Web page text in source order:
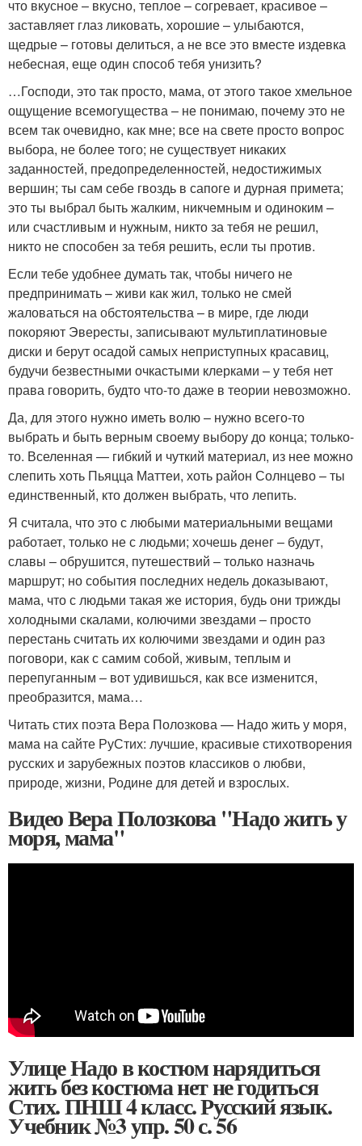
что вкусное – вкусно, теплое – согревает, красивое –
заставляет глаз ликовать, хорошие – улыбаются,
щедрые – готовы делиться, а не все это вместе издевка
небесная, еще один способ тебя унизить?
…Господи, это так просто, мама, от этого такое хмельное
ощущение всемогущества – не понимаю, почему это не
всем так очевидно, как мне; все на свете просто вопрос
выбора, не более того; не существует никаких
заданностей, предопределенностей, недостижимых
вершин; ты сам себе гвоздь в сапоге и дурная примета;
это ты выбрал быть жалким, никчемным и одиноким –
или счастливым и нужным, никто за тебя не решил,
никто не способен за тебя решить, если ты против.
Если тебе удобнее думать так, чтобы ничего не
предпринимать – живи как жил, только не смей
жаловаться на обстоятельства – в мире, где люди
покоряют Эвересты, записывают мультиплатиновые
диски и берут осадой самых неприступных красавиц,
будучи безвестными очкастыми клерками – у тебя нет
права говорить, будто что-то даже в теории невозможно.
Да, для этого нужно иметь волю – нужно всего-то
выбрать и быть верным своему выбору до конца; только-
то. Вселенная — гибкий и чуткий материал, из нее можно
слепить хоть Пьяцца Маттеи, хоть район Солнцево – ты
единственный, кто должен выбрать, что лепить.
Я считала, что это с любыми материальными вещами
работает, только не с людьми; хочешь денег – будут,
славы – обрушится, путешествий – только назначь
маршрут; но события последних недель доказывают,
мама, что с людьми такая же история, будь они трижды
холодными скалами, колючими звездами – просто
перестань считать их колючими звездами и один раз
поговори, как с самим собой, живым, теплым и
перепуганным – вот удивишься, как все изменится,
преобразится, мама…
Читать стих поэта Вера Полозкова — Надо жить у моря,
мама на сайте РуСтих: лучшие, красивые стихотворения
русских и зарубежных поэтов классиков о любви,
природе, жизни, Родине для детей и взрослых.
Видео Вера Полозкова "Надо жить у
моря, мама"
Улице Надо в костюм нарядиться
жить без костюма нет не годиться
Стих. ПНШ 4 класс. Русский язык.
Учебник №3 упр. 50 с. 56